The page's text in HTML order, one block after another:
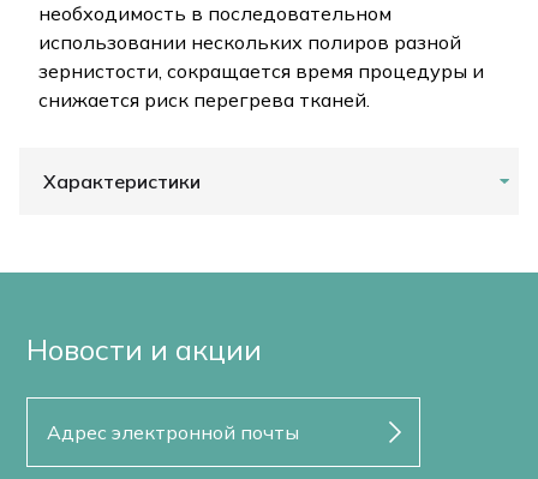
необходимость в последовательном
использовании нескольких полиров разной
зернистости, сокращается время процедуры и
снижается риск перегрева тканей.
Характеристики
Новости и акции